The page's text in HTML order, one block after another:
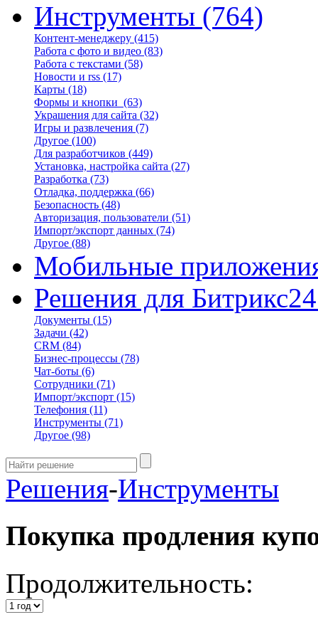
Инструменты (764)
Контент-менеджеру (415)
Работа с фото и видео (83)
Работа с текстами (58)
Новости и rss (17)
Карты (18)
Формы и кнопки (63)
Украшения для сайта (32)
Игры и развлечения (7)
Другое (100)
Для разработчиков (449)
Установка, настройка сайта (27)
Разработка (73)
Отладка, поддержка (66)
Безопасность (48)
Авторизация, пользователи (51)
Импорт/экспорт данных (74)
Другое (88)
Мобильные
Решения для Битрикс24
Документы (15)
Задачи (42)
CRM (84)
Бизнес-процессы (78)
Чат-боты (6)
Сотрудники (71)
Импорт/экспорт (15)
Телефония (11)
Инструменты (71)
Другое (98)
Решения-Инструменты
Покупка продления
Продолжительность: